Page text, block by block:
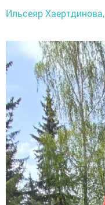
Ильсеяр Хаертдинова,